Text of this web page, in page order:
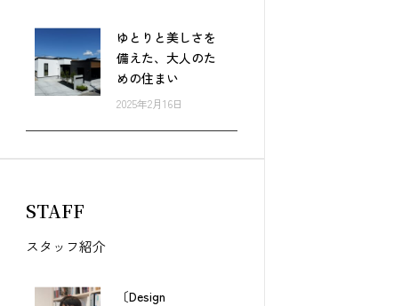
ゆとりと美しさを
備えた、大人のた
めの住まい
2025年2月16日
STAFF
スタッフ紹介
〔Design